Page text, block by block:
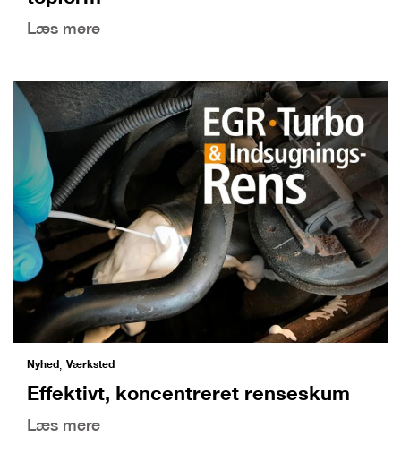
Læs mere
Nyhed, Værksted
Effektivt, koncentreret renseskum
Læs mere